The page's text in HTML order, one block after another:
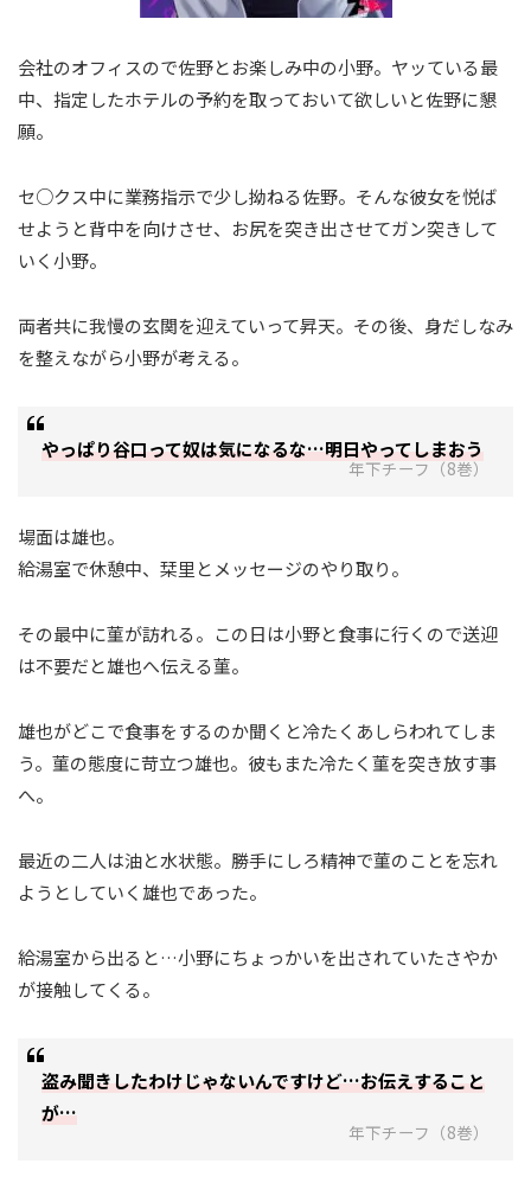
会社のオフィスので佐野とお楽しみ中の小野。ヤッている最
中、指定したホテルの予約を取っておいて欲しいと佐野に懇
願。
セ○クス中に業務指示で少し拗ねる佐野。そんな彼女を悦ば
せようと背中を向けさせ、お尻を突き出させてガン突きして
いく小野。
両者共に我慢の玄関を迎えていって昇天。その後、身だしなみ
を整えながら小野が考える。
やっぱり谷口って奴は気になるな…明日やってしまおう
年下チーフ（8巻）
場面は雄也。
給湯室で休憩中、栞里とメッセージのやり取り。
その最中に菫が訪れる。この日は小野と食事に行くので送迎
は不要だと雄也へ伝える菫。
雄也がどこで食事をするのか聞くと冷たくあしらわれてしま
う。菫の態度に苛立つ雄也。彼もまた冷たく菫を突き放す事
へ。
最近の二人は油と水状態。勝手にしろ精神で菫のことを忘れ
ようとしていく雄也であった。
給湯室から出ると…小野にちょっかいを出されていたさやか
が接触してくる。
盗み聞きしたわけじゃないんですけど…お伝えすること
が…
年下チーフ（8巻）